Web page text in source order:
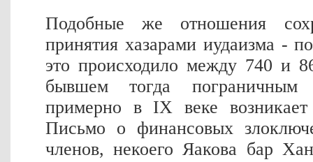
Подобные же отношения
принятия хазарами иудаизма -
это происходило между 740 и
бывшем тогда пограничным
примерно в IX веке
Письмо о финансовых
членов, некоего Яакова бар